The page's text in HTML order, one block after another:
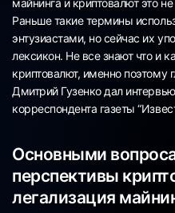
майнинга и криптовалют это
Раньше такие термины
энтузиастами, но сейчас их
лексикон. Не все знают что и
криптовалют, именно поэтому
Дмитрий Гузенко дал
корреспондента газеты
Основными
перспективы
легализация